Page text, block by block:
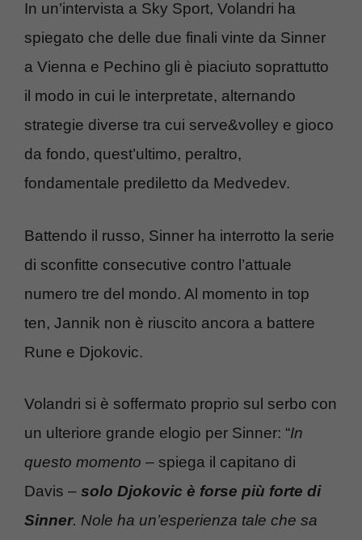
In un’intervista a Sky Sport, Volandri ha
spiegato che delle due finali vinte da Sinner
a Vienna e Pechino gli è piaciuto soprattutto
il modo in cui le interpretate, alternando
strategie diverse tra cui serve&volley e gioco
da fondo, quest’ultimo, peraltro,
fondamentale prediletto da Medvedev.
Battendo il russo, Sinner ha interrotto la serie
di sconfitte consecutive contro l’attuale
numero tre del mondo. Al momento in top
ten, Jannik non è riuscito ancora a battere
Rune e Djokovic.
Volandri si è soffermato proprio sul serbo con
un ulteriore grande elogio per Sinner: “In
questo momento – spiega il capitano di
Davis – solo Djokovic è forse più forte di
Sinner. Nole ha un’esperienza tale che sa